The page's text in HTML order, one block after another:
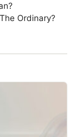
Ordinary?